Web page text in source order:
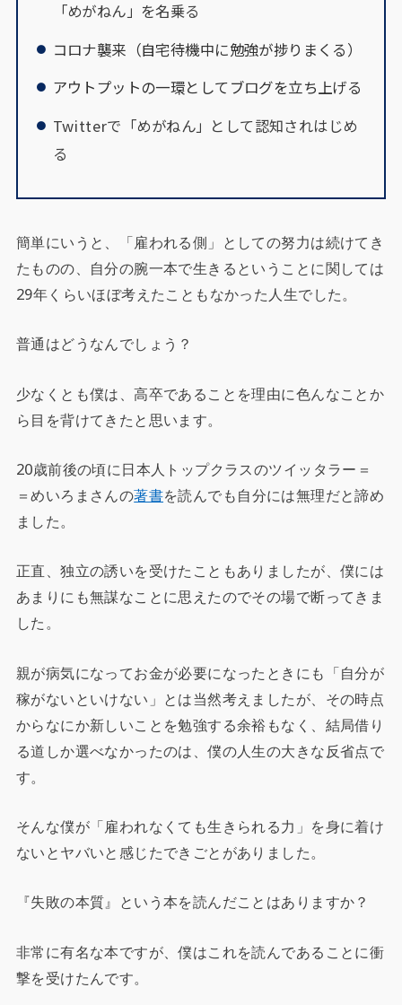
「めがねん」を名乗る
コロナ襲来（自宅待機中に勉強が捗りまくる）
アウトプットの一環としてブログを立ち上げる
Twitterで「めがねん」として認知されはじめ
る
簡単にいうと、「雇われる側」としての努力は続けてき
たものの、自分の腕一本で生きるということに関しては
29年くらいほぼ考えたこともなかった人生でした。
普通はどうなんでしょう？
少なくとも僕は、高卒であることを理由に色んなことか
ら目を背けてきたと思います。
20歳前後の頃に日本人トップクラスのツイッタラー＝
＝めいろまさんの著書を読んでも自分には無理だと諦め
ました。
正直、独立の誘いを受けたこともありましたが、僕には
あまりにも無謀なことに思えたのでその場で断ってきま
した。
親が病気になってお金が必要になったときにも「自分が
稼がないといけない」とは当然考えましたが、その時点
からなにか新しいことを勉強する余裕もなく、結局借り
る道しか選べなかったのは、僕の人生の大きな反省点で
す。
そんな僕が「雇われなくても生きられる力」を身に着け
ないとヤバいと感じたできごとがありました。
『失敗の本質』という本を読んだことはありますか？
非常に有名な本ですが、僕はこれを読んであることに衝
撃を受けたんです。